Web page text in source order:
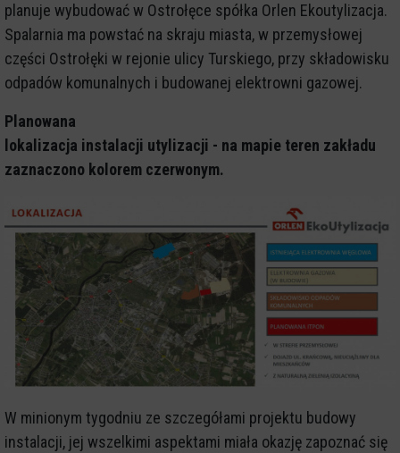
planuje wybudować w Ostrołęce spółka Orlen Ekoutylizacja.
Spalarnia ma powstać na skraju miasta, w przemysłowej
części Ostrołęki w rejonie ulicy Turskiego, przy składowisku
odpadów komunalnych i budowanej elektrowni gazowej.
Planowana
lokalizacja instalacji utylizacji - na mapie teren zakładu
zaznaczono kolorem czerwonym.
W minionym tygodniu ze szczegółami projektu budowy
instalacji, jej wszelkimi aspektami miała okazję zapoznać się